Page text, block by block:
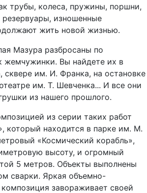
трубы, колеса, пружины, поршни,
изношенные
жить новой жизнью.
Мазура разбросаны по
жемчужинки. Вы найдете их в
сквере им. И. Франка, на остановке
им. Т. Шевченка... И все они
из нашего прошлого.
из серии таких работ
который находится в парке им. М.
«Космический корабль»,
высоту, и огромный
5 метров. Объекты выполнены
сварки. Яркая объемно-
композиция завораживает своей